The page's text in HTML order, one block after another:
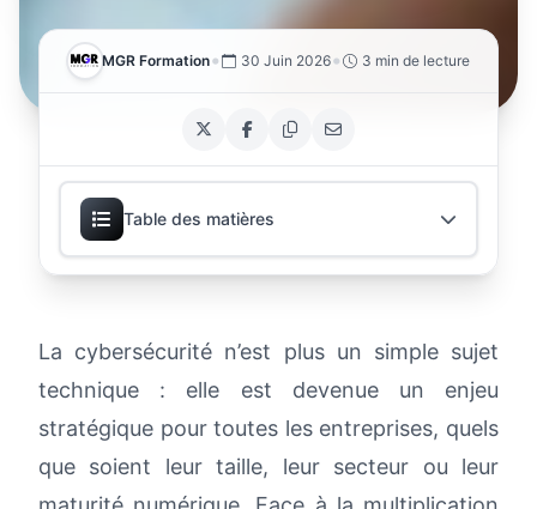
MGR Formation• 30 Juin 2026• 3 min de lecture
Table des matières
Former les collaborateurs permet :
Une formation en cybersécurité vous aide à :
La cybersécurité n’est plus un simple sujet
technique : elle est devenue un enjeu
stratégique pour toutes les entreprises, quels
que soient leur taille, leur secteur ou leur